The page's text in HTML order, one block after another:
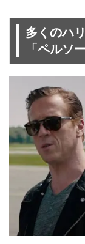
多くのハ
「ペルソ